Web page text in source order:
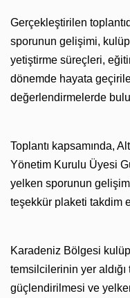
Gerçekleştirilen
sporunun gelişimi,
yetiştirme süreçleri,
dönemde hayata
değerlendirmelerde
Toplantı kapsamında,
Yönetim Kurulu Üyesi
yelken sporunun
teşekkür plaketi takdim
Karadeniz Bölgesi
temsilcilerinin yer
güçlendirilmesi ve